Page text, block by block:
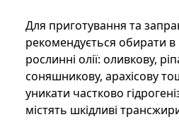
Для приготування та
рекомендується обирати в
рослинні олії: оливкову,
соняшникову, арахісову
уникати частково
містять шкідливі